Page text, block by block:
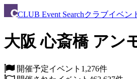
CLUB Event Searchクラブイベン
大阪 心斎橋 アン
開催予定イベント 1,276件